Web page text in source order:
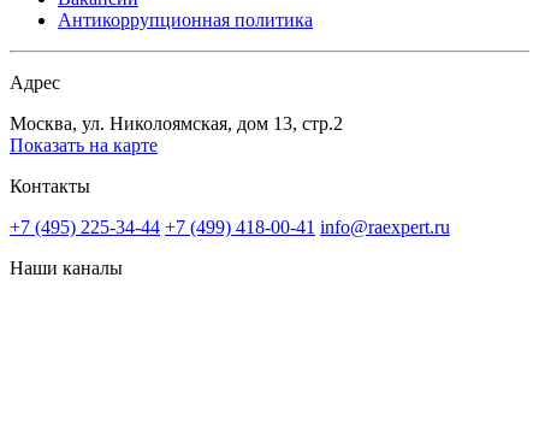
Антикоррупционная политика
Адрес
Москва, ул. Николоямская, дом 13, стр.2
Показать на карте
Контакты
+7 (495) 225-34-44 +7 (499) 418-00-41 info@raexpert.ru
Наши каналы